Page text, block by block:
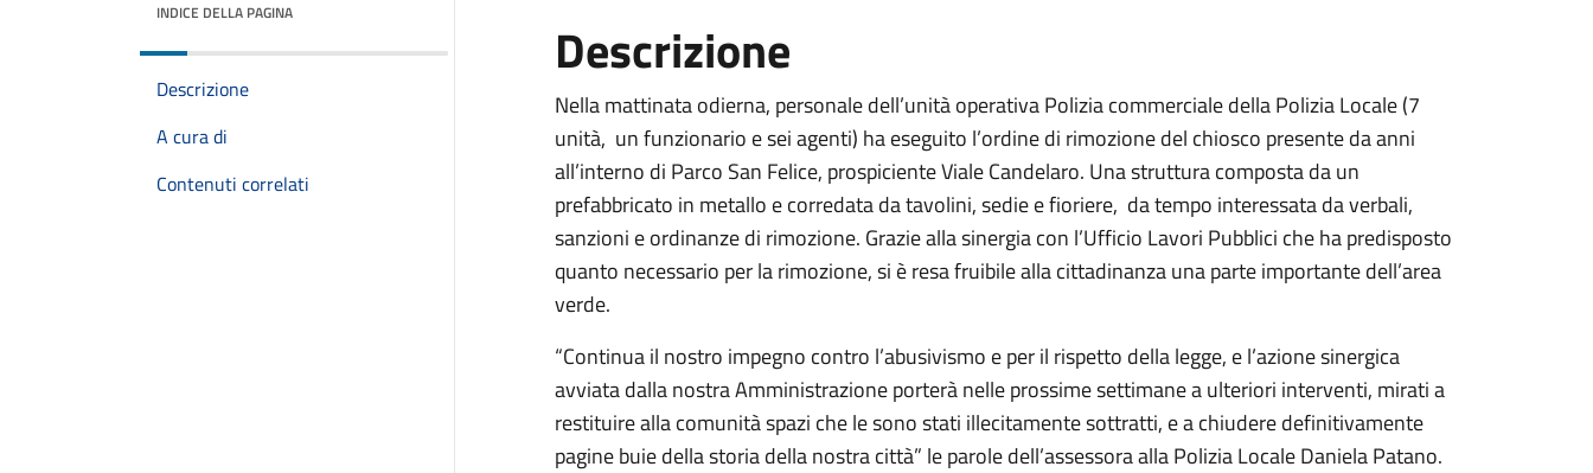
INDICE DELLA PAGINA
Descrizione
A cura di
Contenuti correlati
Descrizione
Nella mattinata odierna, personale dell’unità operativa Polizia commerciale della Polizia Locale (7
unità, un funzionario e sei agenti) ha eseguito l’ordine di rimozione del chiosco presente da anni
all’interno di Parco San Felice, prospiciente Viale Candelaro. Una struttura composta da un
prefabbricato in metallo e corredata da tavolini, sedie e fioriere, da tempo interessata da verbali,
sanzioni e ordinanze di rimozione. Grazie alla sinergia con l’Ufficio Lavori Pubblici che ha predisposto
quanto necessario per la rimozione, si è resa fruibile alla cittadinanza una parte importante dell’area
verde.
“Continua il nostro impegno contro l’abusivismo e per il rispetto della legge, e l’azione sinergica
avviata dalla nostra Amministrazione porterà nelle prossime settimane a ulteriori interventi, mirati a
restituire alla comunità spazi che le sono stati illecitamente sottratti, e a chiudere definitivamente
pagine buie della storia della nostra città” le parole dell’assessora alla Polizia Locale Daniela Patano.